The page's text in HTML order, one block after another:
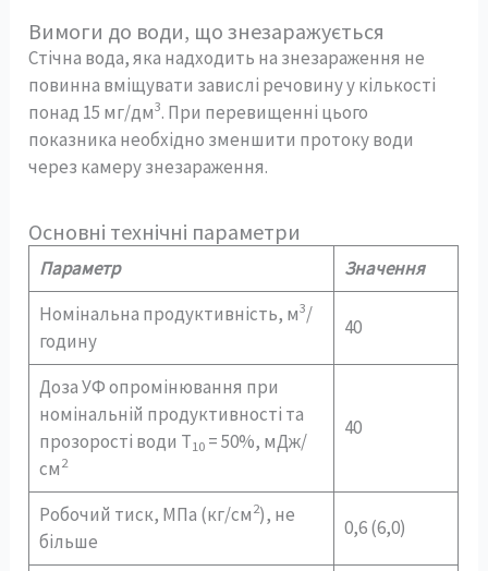
Вимоги до води, що знезаражується
Стічна вода, яка надходить на знезараження не
повинна вміщувати завислі речовину у кількості
понад 15 мг/дм3. При перевищенні цього
показника необхідно зменшити протоку води
через камеру знезараження.
Основні технічні параметри
Параметр
Значення
Номінальна продуктивність, м3/
годину
40
Доза УФ опромінювання при
номінальній продуктивності та
прозорості води Т10= 50%, мДж/
см2
40
Робочий тиск, МПа (кг/см2), не
більше
0,6 (6,0)